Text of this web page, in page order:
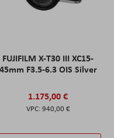
FUJIFILM X-T30 III XC15-
45mm F3.5-6.3 OIS Silver
1.175,00 €
940,00 €